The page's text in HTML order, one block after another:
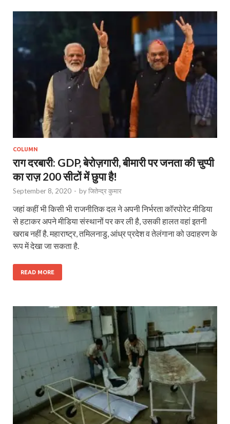
COLUMN
राग दरबारी: GDP, बेरोज़गारी, बीमारी पर जनता की चुप्‍पी
का राज़ 200 सीटों में छुपा है!
September 8, 2020 - byजितेन्द्र कुमार
जहां कहीं भी किसी भी राजनीतिक दल ने अपनी निर्भरता कॉरपोरेट मीडिया
से हटाकर अपने मीडिया संस्थानों पर कर ली है, उसकी हालत वहां इतनी
खराब नहीं है. महाराष्ट्र, तमिलनाडु, आंध्र प्रदेश व तेलंगाना को उदाहरण के
रूप में देखा जा सकता है.
READ MORE